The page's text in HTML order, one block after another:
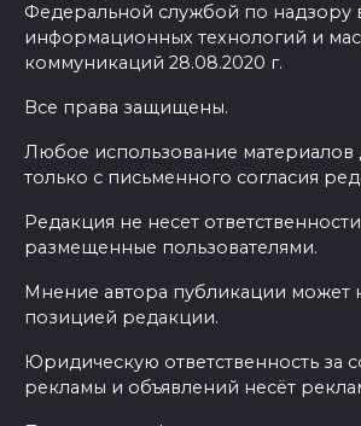
Федеральной службой по надзору
информационных технологий и
коммуникаций 28.08.2020 г.
Все права защищены.
Любое использование материалов
только с письменного согласия
Редакция не несет
размещенные пользователями.
Мнение автора публикации может
позицией редакции.
Юридическую ответственность за
рекламы и объявлений несёт